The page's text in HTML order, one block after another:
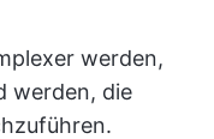
werden,
werden, die